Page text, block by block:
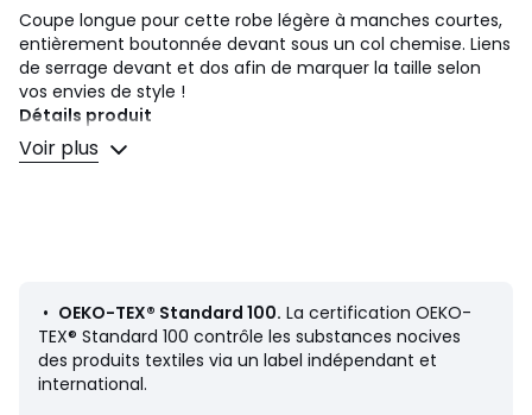
Coupe longue pour cette robe légère à manches courtes,
entièrement boutonnée devant sous un col chemise. Liens
de serrage devant et dos afin de marquer la taille selon
vos envies de style !
Détails produit
• Forme : évasée, patineuse
• Longue
• Température de lavage 30° cycle délicat
• Ne pas sécher en tambour
• Température de repassage faible / blanchiment interdit
• Pas de nettoyage à sec
Voir plus
• OEKO-TEX® Standard 100. La certification OEKO-
TEX® Standard 100 contrôle les substances nocives
des produits textiles via un label indépendant et
international.